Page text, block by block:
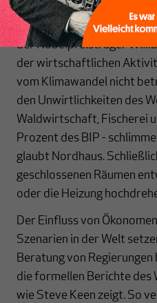
Keine Katastrophe ist
Bruttoinlandsprodukt der
der Nobelpreisträger
der wirtschaftlichen
vom Klimawandel nicht
den Unwirtlichkeiten des
Waldwirtschaft, Fischerei
Prozent des BIP -
glaubt Nordhaus.
geschlossenen Räumen
oder die Heizung
Der Einfluss von
Szenarien in der Welt
Beratung von
die formellen Berichte des
wie Steve Keen zeigt. So